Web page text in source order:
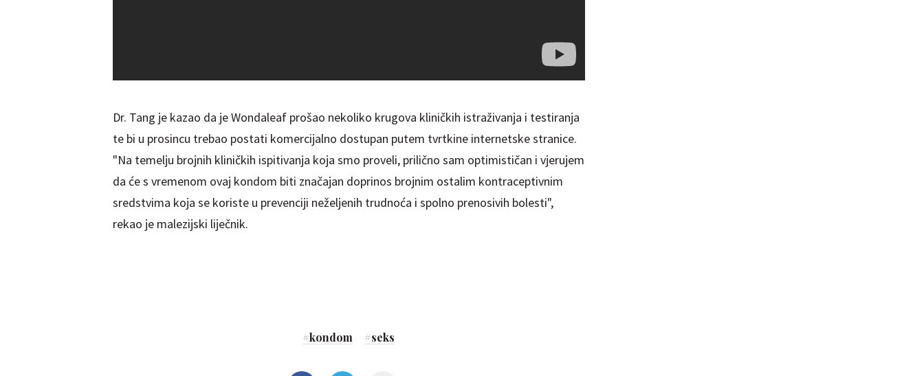
Dr. Tang je kazao da je Wondaleaf prošao nekoliko krugova kliničkih istraživanja i testiranja
te bi u prosincu trebao postati komercijalno dostupan putem tvrtkine internetske stranice.
"Na temelju brojnih kliničkih ispitivanja koja smo proveli, prilično sam optimističan i vjerujem
da će s vremenom ovaj kondom biti značajan doprinos brojnim ostalim kontraceptivnim
sredstvima koja se koriste u prevenciji neželjenih trudnoća i spolno prenosivih bolesti",
rekao je malezijski liječnik.
#kondom #seks